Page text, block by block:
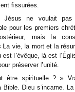
fissurées.
« Jésus ne voulait
pour les premiers
mais la
La vie, la mort et la
est l’évêque, là est
préserver l’unité.
être spirituelle ? »
Dieu s’incarne.